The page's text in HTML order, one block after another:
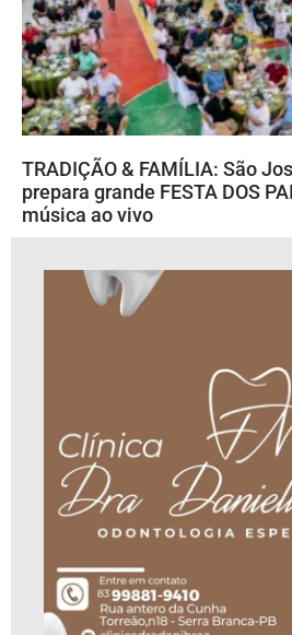
TRADIÇÃO & FAMÍLIA: São
prepara grande FESTA DOS
música ao vivo